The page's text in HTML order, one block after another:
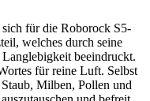
für die Roborock S5-
welches durch seine
beeindruckt.
für reine Luft. Selbst
Milben, Pollen und